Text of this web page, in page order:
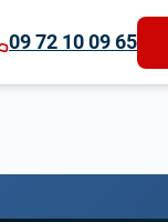
09 72 10 09 65